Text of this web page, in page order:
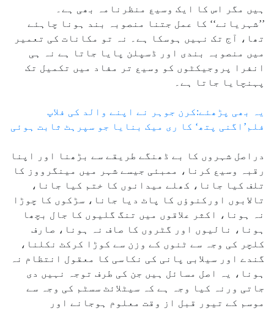
ہیں مگر اس کا ایک وسیع منظرنامہ بھی ہے۔
’’شہریانے‘‘ کا عمل جتنا منصوبہ بند ہونا چاہئے
تھا، آج تک نہیں ہوسکا ہے۔ نہ تو مکانات کی تعمیر
میں منصوبہ بندی اور ڈسپلن پایا جاتا ہے نہ ہی
انفرا پروجیکٹوں کو وسیع تر مفاد میں تکمیل تک
پہنچایا جاتا ہے۔
یہ بھی پڑھئے:کرن جوہر نے اپنے والد کی فلاپ
فلم’اگنی پتھ‘ کا ری میک بنایا جو سپرہٹ ثابت ہوئی
دراصل شہروں کا بے ڈھنگے طریقے سے بڑھنا اور اپنا
رقبہ وسیع کرنا، ممبئی جیسے شہر میں مینگرووز کا
تلف کیا جانا، کھلے میدانوں کا ختم کیا جانا،
تالابوں اورکنوؤں کا پاٹ دیا جانا، سڑکوں کا چوڑا
نہ ہونا، اکثر علاقوں میں تنگ گلیوں کا جال بچھا
ہونا، نالیوں اور گٹروں کا صاف نہ ہونا، صارف
کلچر کی وجہ سے ٹنوں کے وزن سے کوڑا کرکٹ نکلنا،
گندے اور سیلابی پانی کی نکاسی کا معقول انتظام نہ
ہونا، یہ اصل مسائل ہیں جن کی طرف توجہ نہیں دی
جاتی ورنہ کیا وجہ ہے کہ سیٹلائٹ سسٹم کی وجہ سے
موسم کے تیور قبل از وقت معلوم ہوجانے اور